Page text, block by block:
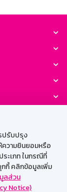
ปรับปรุง
ความยินยอมหรือ
ระเภท ในกรณีที่
กกี้ คลิกข้อมูลเพิ่ม
ลส่วน
Notice)